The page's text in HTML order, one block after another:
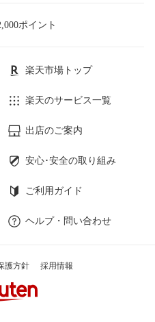
ポイント
楽天市場トップ
楽天のサービス一覧
出店のご案内
安心･安全の取り組み
ご利用ガイド
ヘルプ・問い合わせ
護方針 採用情報